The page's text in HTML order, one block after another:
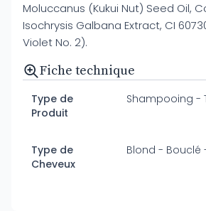
Moluccanus (Kukui Nut) Seed Oil,
Isochrysis Galbana Extract, CI
Violet No. 2).
Fiche technique
Type de
Produit
Shampooing -
Type de
Cheveux
Blond - Bouclé